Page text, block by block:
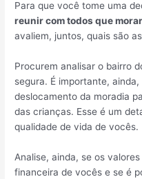
Para que você tome uma
reunir com todos que
avaliem, juntos, quais são
Procurem analisar o bairro
segura. É importante,
deslocamento da moradia
das crianças. Esse é um
qualidade de vida de vocês.
Analise, ainda, se os
financeira de vocês e se é